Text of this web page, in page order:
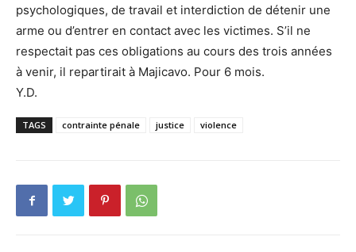
psychologiques, de travail et interdiction de détenir une
arme ou d’entrer en contact avec les victimes. S’il ne
respectait pas ces obligations au cours des trois années
à venir, il repartirait à Majicavo. Pour 6 mois.
Y.D.
TAGS contrainte pénale justice violence